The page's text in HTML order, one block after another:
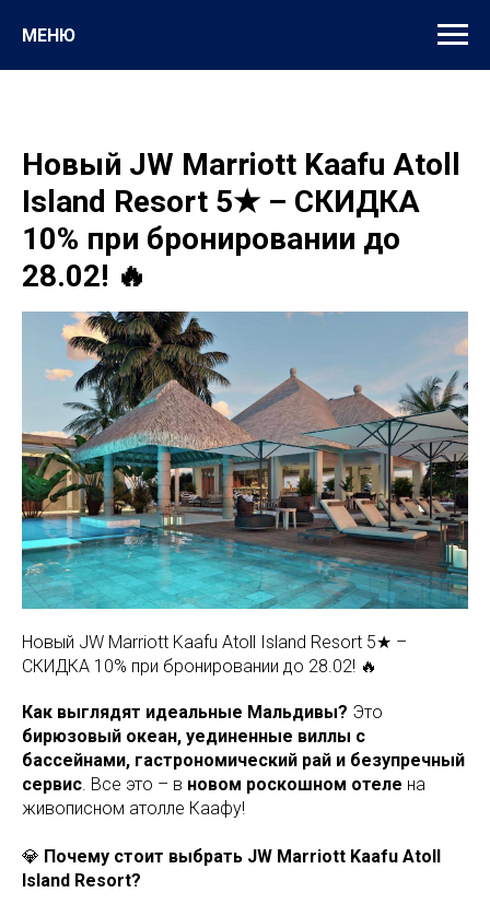
МЕНЮ
Новый JW Marriott Kaafu Atoll
Island Resort 5★ – СКИДКА
10% при бронировании до
28.02! 🔥
Новый JW Marriott Kaafu Atoll Island Resort 5★ –
СКИДКА 10% при бронировании до 28.02! 🔥
Как выглядят идеальные Мальдивы? Это
бирюзовый океан, уединенные виллы с
бассейнами, гастрономический рай и безупречный
сервис. Все это – в новом роскошном отеле на
живописном атолле Каафу!
💎 Почему стоит выбрать JW Marriott Kaafu Atoll
Island Resort?